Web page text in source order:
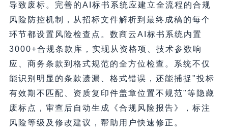
导致废标。完善的AI标书系统应建立全流程的合规
风险防控机制，从招标文件解析到最终成稿的每个
环节都设置风险检查点。数商云AI标书系统内置
3000+合规条款库，实现从资格项、技术参数响
应、商务条款到格式规范的全方位检查。系统不仅
能识别明显的条款遗漏、格式错误，还能捕捉"投标
有效期不匹配、资质复印件盖章位置不规范"等隐藏
废标点，审查后自动生成《合规风险报告》，标注
风险等级及修改建议，帮助用户快速修正。